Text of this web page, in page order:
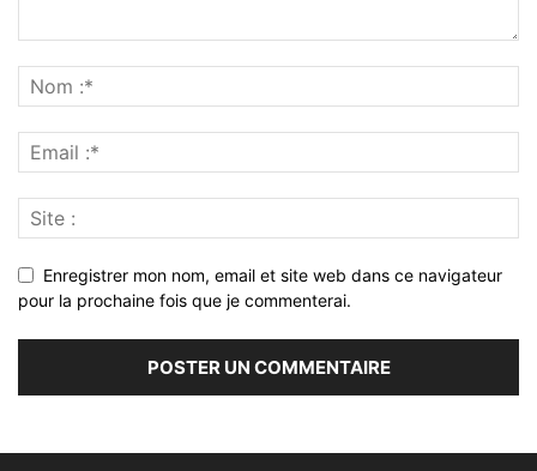
Enregistrer mon nom, email et site web dans ce navigateur
pour la prochaine fois que je commenterai.